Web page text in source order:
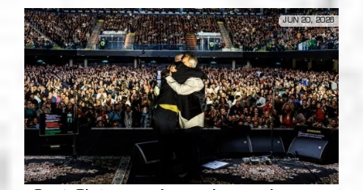
JUN 20, 2026